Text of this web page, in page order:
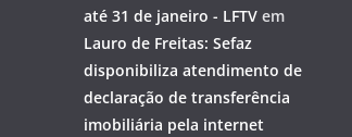
até 31 de janeiro - LFTV em
Lauro de Freitas: Sefaz
disponibiliza atendimento de
declaração de transferência
imobiliária pela internet